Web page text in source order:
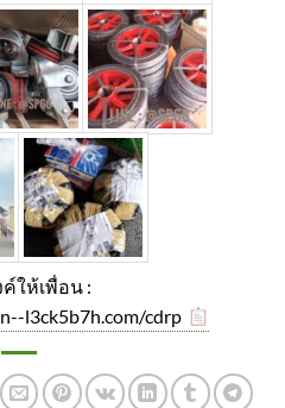
ให้เพื่อน :
l3ck5b7h.com/cdrp